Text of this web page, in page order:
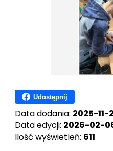
Udostępnij
Data dodania: 2025-11-
Data edycji: 2026-02-
Ilość wyświetleń: 611